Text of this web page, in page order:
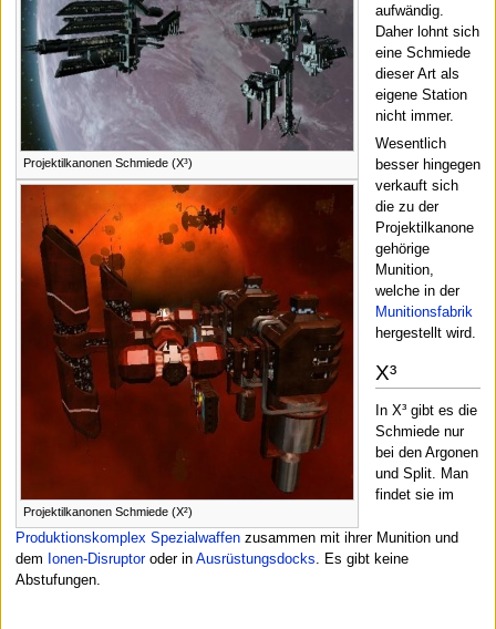
Projektilkanonen Schmiede (X³)
Projektilkanonen Schmiede (X²)
aufwändig.
Daher lohnt sich
eine Schmiede
dieser Art als
eigene Station
nicht immer.
Wesentlich
besser hingegen
verkauft sich
die zu der
Projektilkanone
gehörige
Munition,
welche in der
Munitionsfabrik
hergestellt wird.
X³
In X³ gibt es die
Schmiede nur
bei den Argonen
und Split. Man
findet sie im
Produktionskomplex Spezialwaffenzusammen mit ihrer Munition und
dem
Ionen-Disruptoroder in Ausrüstungsdocks. Es gibt keine
Abstufungen.